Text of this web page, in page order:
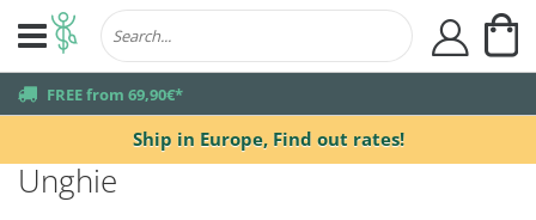
Ship in Europe, Find out rates!
truck FREE from 69,90€*
user
Unghie